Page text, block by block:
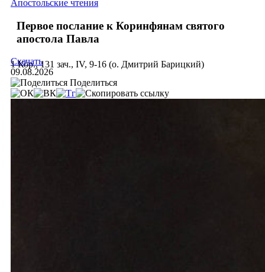
Апостольские чтения
Первое послание к Коринфянам святого
апостола Павла
1 Кор., 131 зач., IV, 9-16 (о. Дмитрий Барицкий)
Скачать
09.08.2026
Поделиться